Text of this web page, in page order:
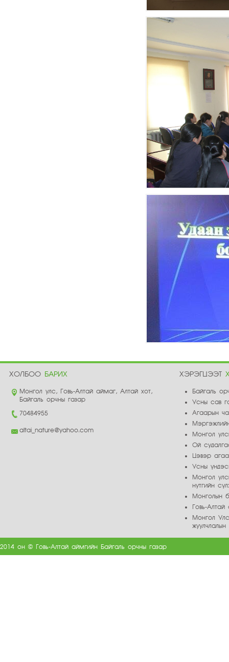
ХОЛБОО БАРИХ
Монгол улс, Говь-Алтай аймаг, Алтай хот,
Байгаль орчны газар
70484955
altai_nature@yahoo.com
ХЭРЭГЦЭЭТ
Байгаль
Усны сав
Агаарын
Монгол
Ой
Цэвэр
Усны
Монгол
нутгийн
Монголын
Говь-
Монгол
2014 он © Говь-Алтай аймгийн Байгаль орчны газар